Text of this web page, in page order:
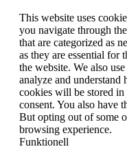
This website uses
you navigate through
that are categorized as
as they are essential
the website. We also
analyze and understand
cookies will be stored
consent. You also have
But opting out of some
browsing experience.
Funktionell